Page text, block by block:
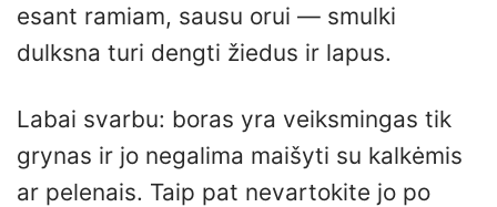
esant ramiam, sausu orui — smulki
dulksna turi dengti žiedus ir lapus.
Labai svarbu: boras yra veiksmingas tik
grynas ir jo negalima maišyti su kalkėmis
ar pelenais. Taip pat nevartokite jo po